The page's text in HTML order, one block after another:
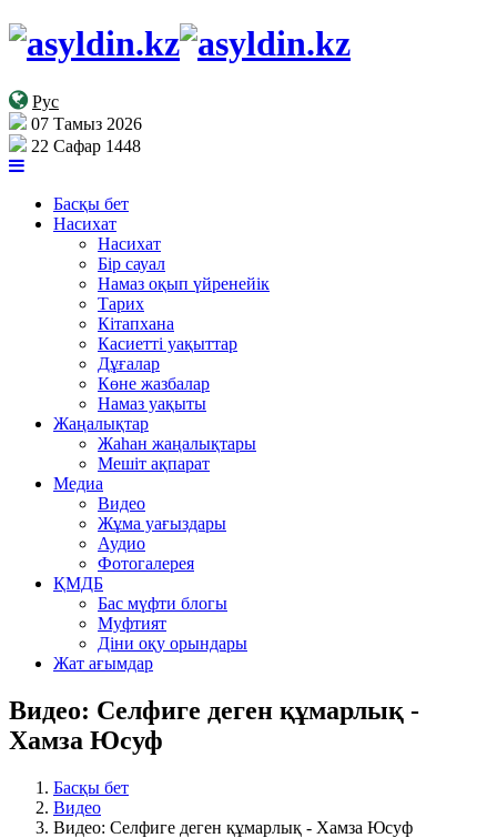
Рус
07 Тамыз 2026
22 Сафар 1448
Басқы бет
Насихат
Насихат
Бір сауал
Намаз оқып үйренейік
Тарих
Кітапхана
Касиетті уақыттар
Дұғалар
Көне жазбалар
Намаз уақыты
Жаңалықтар
Жаһан жаңалықтары
Мешіт ақпарат
Медиа
Видео
Жұма уағыздары
Аудио
Фотогалерея
ҚМДБ
Бас мүфти блогы
Муфтият
Діни оқу орындары
Жат ағымдар
Видео: Селфиге деген құмарлық -
Хамза Юсуф
Басқы бет
Видео
Видео: Селфиге деген құмарлық - Хамза Юсуф